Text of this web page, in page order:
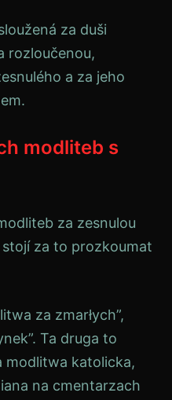
za duši
rozloučenou,
a za jeho
modliteb s
za zesnulou
za to prozkoumat
za zmarłych”,
Ta druga to
modlitwa katolicka,
na cmentarzach